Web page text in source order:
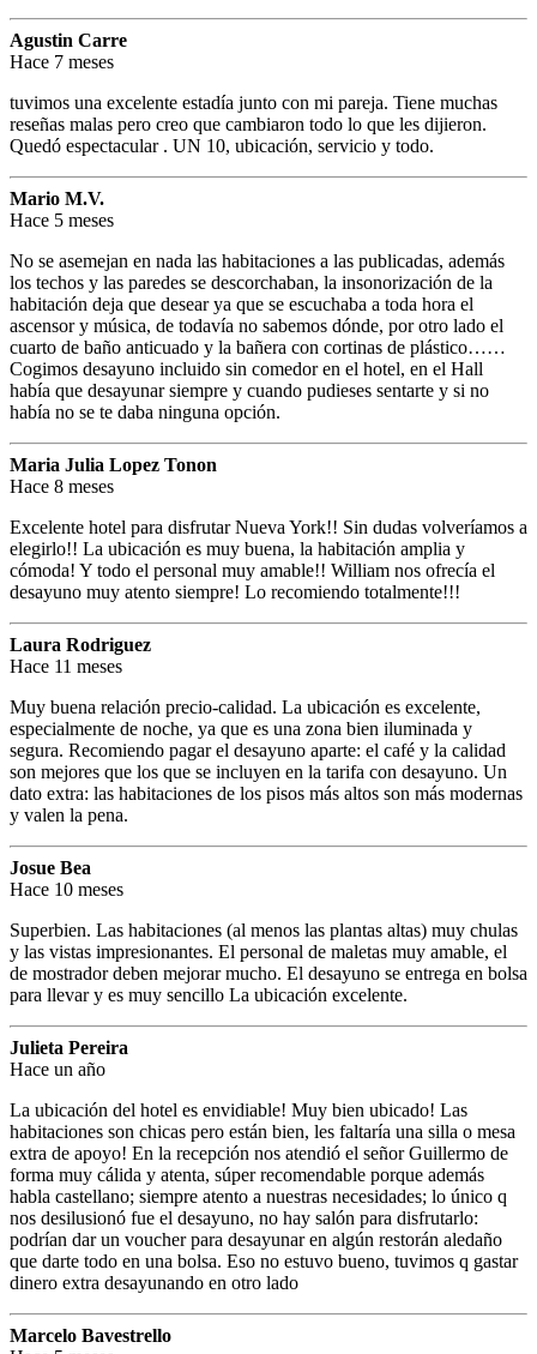
Agustin Carre
Hace 7 meses
tuvimos una excelente estadía junto con mi pareja. Tiene muchas
reseñas malas pero creo que cambiaron todo lo que les dijieron.
Quedó espectacular . UN 10, ubicación, servicio y todo.
Mario M.V.
Hace 5 meses
No se asemejan en nada las habitaciones a las publicadas, además
los techos y las paredes se descorchaban, la insonorización de la
habitación deja que desear ya que se escuchaba a toda hora el
ascensor y música, de todavía no sabemos dónde, por otro lado el
cuarto de baño anticuado y la bañera con cortinas de plástico……
Cogimos desayuno incluido sin comedor en el hotel, en el Hall
había que desayunar siempre y cuando pudieses sentarte y si no
había no se te daba ninguna opción.
Maria Julia Lopez Tonon
Hace 8 meses
Excelente hotel para disfrutar Nueva York!! Sin dudas volveríamos a
elegirlo!! La ubicación es muy buena, la habitación amplia y
cómoda! Y todo el personal muy amable!! William nos ofrecía el
desayuno muy atento siempre! Lo recomiendo totalmente!!!
Laura Rodriguez
Hace 11 meses
Muy buena relación precio-calidad. La ubicación es excelente,
especialmente de noche, ya que es una zona bien iluminada y
segura. Recomiendo pagar el desayuno aparte: el café y la calidad
son mejores que los que se incluyen en la tarifa con desayuno. Un
dato extra: las habitaciones de los pisos más altos son más modernas
y valen la pena.
Josue Bea
Hace 10 meses
Superbien. Las habitaciones (al menos las plantas altas) muy chulas
y las vistas impresionantes. El personal de maletas muy amable, el
de mostrador deben mejorar mucho. El desayuno se entrega en bolsa
para llevar y es muy sencillo La ubicación excelente.
Julieta Pereira
Hace un año
La ubicación del hotel es envidiable! Muy bien ubicado! Las
habitaciones son chicas pero están bien, les faltaría una silla o mesa
extra de apoyo! En la recepción nos atendió el señor Guillermo de
forma muy cálida y atenta, súper recomendable porque además
habla castellano; siempre atento a nuestras necesidades; lo único q
nos desilusionó fue el desayuno, no hay salón para disfrutarlo:
podrían dar un voucher para desayunar en algún restorán aledaño
que darte todo en una bolsa. Eso no estuvo bueno, tuvimos q gastar
dinero extra desayunando en otro lado
Marcelo Bavestrello